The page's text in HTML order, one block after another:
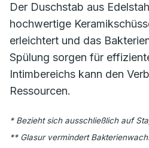
Der Duschstab aus
hochwertige
erleichtert und das
Spülung sorgen für
Intimbereichs kann den
Ressourcen.
* Bezieht sich ausschließlich auf
** Glasur vermindert